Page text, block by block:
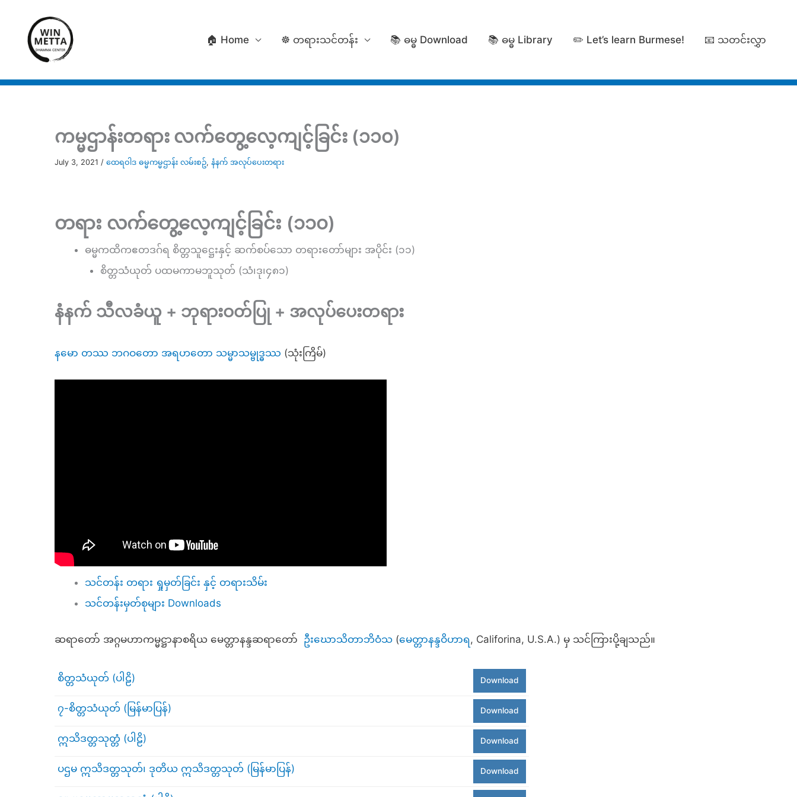
content
🏠 Home ☸️ တရားသင်တန်း 📚 ဓမ္ဓ Download 📚 ဓမ္ဓ Library ✏️ Let’s learn Burmese! 📧 သတင်းလွှာ
ကမ္မဌာန်းတရား လက်တွေ့လေ့ကျင့်ခြင်း (၁၁၀)
July 3, 2021 / ထေရဝါဒ ဓမ္မကမ္မဌာန်း လမ်းစဥ်, နံနက် အလုပ်ပေးတရား
တရား လက်တွေ့လေ့ကျင့်ခြင်း (၁၁၀)
ဓမ္မကထိကဧတဒဂ်ရ စိတ္တသူဋ္ဌေးနှင့် ဆက်စပ်သော တရားတော်များ အပိုင်း (၁၁)
စိတ္တသံယုတ် ပထမကာမဘူသုတ် (သံ၊ဒု၊၄၈၁)
နံနက် သီလခံယူ + ဘုရားဝတ်ပြု + အလုပ်ပေးတရား
နမော တဿ ဘဂဝတော အရဟတော သမ္မာသမ္ဗုဒ္ဓဿ (သုံးကြိမ်)
သင်တန်း တရား ရှုမှတ်ခြင်း နှင့် တရားသိမ်း
သင်တန်းမှတ်စုများ Downloads
ဆရာတော် အဂ္ဂမဟာကမ္မဋ္ဌာနာစရိယ မေတ္တာနန္ဒဆရာတော် ဦးဃောသိတာဘိဝံသ (မေတ္တာနန္ဒဝိဟာရ, Califorina, U.S.A.) မှ သင်ကြားပို့ချသည်။
စိတ္တသံယုတ် (ပါဠိ) Download
၇-စိတ္တသံယုတ် (မြန်မာပြန်) Download
ဣသိဒတ္တသုတ္တံ (ပါဠိ) Download
ပဌမ ဣသိဒတ္တသုတ်၊ ဒုတိယ ဣသိဒတ္တသုတ် (မြန်မာပြန်) Download